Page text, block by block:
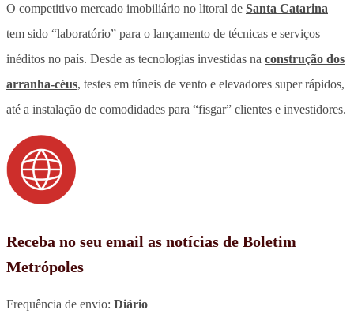
O competitivo mercado imobiliário no litoral de Santa Catarina
tem sido “laboratório” para o lançamento de técnicas e serviços
inéditos no país. Desde as tecnologias investidas na construção dos
arranha-céus, testes em túneis de vento e elevadores super rápidos,
até a instalação de comodidades para “fisgar” clientes e investidores.
Receba no seu email as notícias de Boletim
Metrópoles
Frequência de envio: Diário